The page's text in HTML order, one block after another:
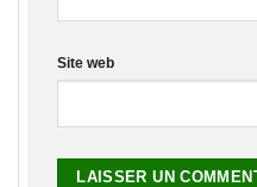
Site web